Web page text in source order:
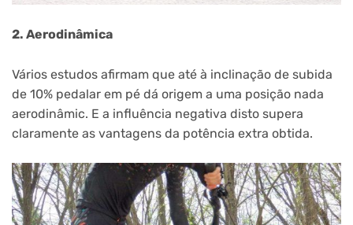
2. Aerodinâmica
Vários estudos afirmam que até à inclinação de subida
de 10% pedalar em pé dá origem a uma posição nada
aerodinâmic. E a influência negativa disto supera
claramente as vantagens da potência extra obtida.